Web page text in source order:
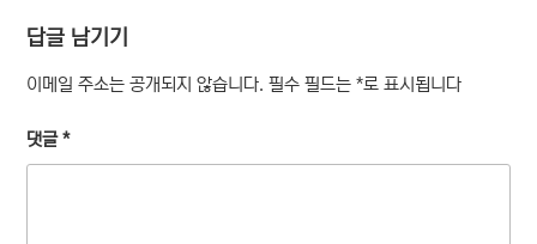
답글 남기기
이메일 주소는 공개되지 않습니다. 필수 필드는*로 표시됩니다
댓글*